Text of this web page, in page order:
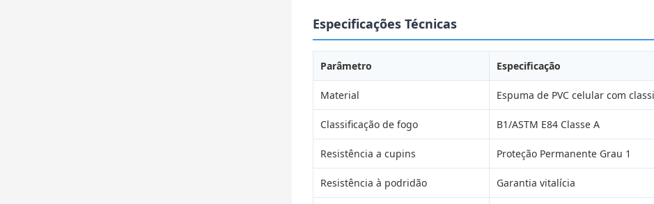
Especificações Técnicas
Parâmetro Especificação
Material Espuma de PVC celular com
Classificação de fogo B1/ASTM E84 Classe A
Resistência a cupins Proteção Permanente Grau 1
Resistência à podridão Garantia vitalícia